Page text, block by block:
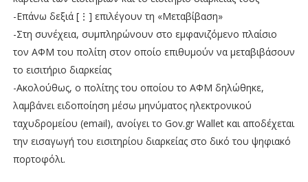
-Επάνω δεξιά [⋮] επιλέγουν τη «Μεταβίβαση»
-Στη συνέχεια, συμπληρώνουν στο εμφανιζόμενο πλαίσιο
τον ΑΦΜ του πολίτη στον οποίο επιθυμούν να μεταβιβάσουν
το εισιτήριο διαρκείας
-Ακολούθως, ο πολίτης του οποίου το ΑΦΜ δηλώθηκε,
λαμβάνει ειδοποίηση μέσω μηνύματος ηλεκτρονικού
ταχυδρομείου (email), ανοίγει το Gov.gr Wallet και αποδέχεται
την εισαγωγή του εισιτηρίου διαρκείας στο δικό του ψηφιακό
πορτοφόλι.